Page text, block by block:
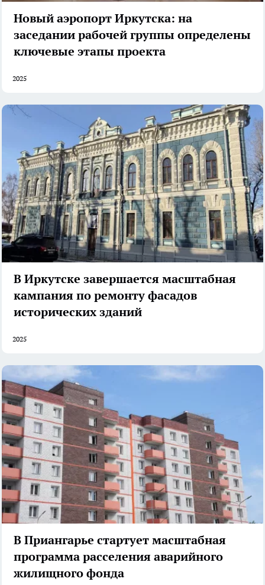
Новый аэропорт Иркутска: на
заседании рабочей группы определены
ключевые этапы проекта
2025
В Иркутске завершается масштабная
кампания по ремонту фасадов
исторических зданий
2025
В Приангарье стартует масштабная
программа расселения аварийного
жилищного фонда